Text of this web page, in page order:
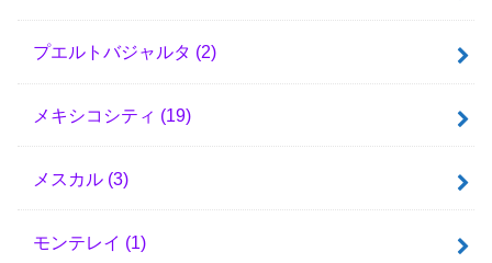
プエルトバジャルタ (2)
メキシコシティ (19)
メスカル (3)
モンテレイ (1)